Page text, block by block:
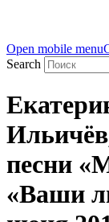
Open mobile menu
Search
песни
«Ваши